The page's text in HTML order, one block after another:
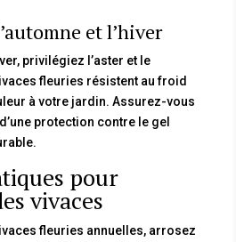
et l’hiver
privilégiez l’aster et le
fleuries résistent au froid
à votre jardin. Assurez-vous
protection contre le gel
pour
vivaces
fleuries annuelles, arrosez